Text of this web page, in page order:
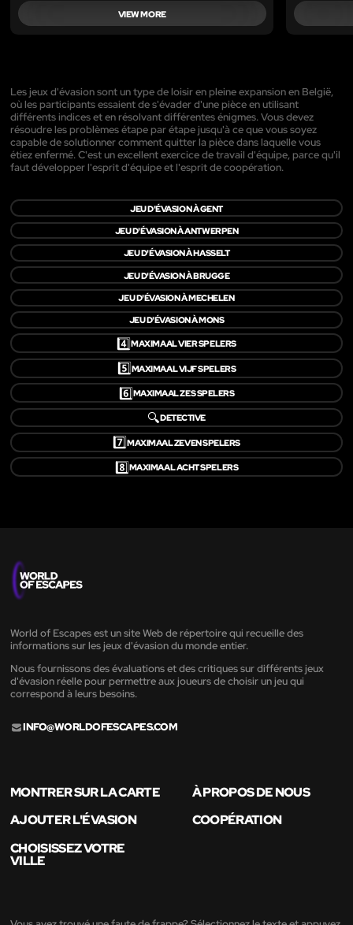
VIEW MORE
Les jeux d'évasion sont un type de loisir en pleine expansion en België,
où les participants essaient de s'évader d'une pièce en utilisant
différents indices et en résolvant différentes énigmes. Vous devez
résoudre les problèmes étape par étape jusqu'à ce que vous soyez
capable de solutionner comment quitter la pièce dans laquelle vous
étiez enfermé. C'est un excellent exercice de travail d'équipe, parce qu'il
faut développer l'esprit d'équipe et l'esprit de coopération.
JEU D'ÉVASION À GENT
JEU D'ÉVASION À ANTWERPEN
JEU D'ÉVASION À HASSELT
JEU D'ÉVASION À BRUGGE
JEU D'ÉVASION À MECHELEN
JEU D'ÉVASION À MONS
4️⃣MAXIMAAL VIER SPELERS
5️⃣MAXIMAAL VIJF SPELERS
6️⃣MAXIMAAL ZES SPELERS
🔍DETECTIVE
7️⃣MAXIMAAL ZEVEN SPELERS
8️⃣MAXIMAAL ACHT SPELERS
World of Escapes est un site Web de répertoire qui recueille des
informations sur les jeux d'évasion du monde entier.
Nous fournissons des évaluations et des critiques sur différents jeux
d'évasion réelle pour permettre aux joueurs de choisir un jeu qui
correspond à leurs besoins.
INFO@WORLDOFESCAPES.COM
MONTRER SUR LA CARTE
À PROPOS DE NOUS
AJOUTER L'ÉVASION
COOPÉRATION
CHOISISSEZ VOTRE
VILLE